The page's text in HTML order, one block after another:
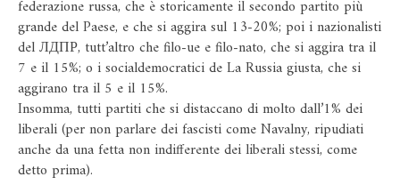
federazione russa, che è storicamente il secondo partito più
grande del Paese, e che si aggira sul 13-20%; poi i nazionalisti
del ЛДПР, tutt’altro che filo-ue e filo-nato, che si aggira tra il
7 e il 15%; o i socialdemocratici de La Russia giusta, che si
aggirano tra il 5 e il 15%.
Insomma, tutti partiti che si distaccano di molto dall’1% dei
liberali (per non parlare dei fascisti come Navalny, ripudiati
anche da una fetta non indifferente dei liberali stessi, come
detto prima).